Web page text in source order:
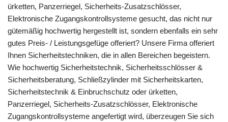
ürketten, Panzerriegel, Sicherheits-Zusatzschlösser,
Elektronische Zugangskontrollsysteme gesucht, das nicht nur
gütemäßig hochwertig hergestellt ist, sondern ebenfalls ein sehr
gutes Preis- / Leistungsgefüge offeriert? Unsere Firma offeriert
Ihnen Sicherheitstechniken, die in allen Bereichen begeistern.
Wie hochwertig Sicherheitstechnik, Sicherheitsschlösser &
Sicherheitsberatung, Schließzylinder mit Sicherheitskarten,
Sicherheitstechnik & Einbruchschutz oder ürketten,
Panzerriegel, Sicherheits-Zusatzschlösser, Elektronische
Zugangskontrollsysteme angefertigt wird, überzeugen Sie sich